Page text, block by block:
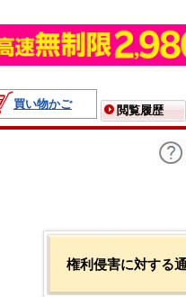
買い物かご
閲覧履歴
権利侵害に対する